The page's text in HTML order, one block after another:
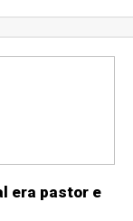
era pastor e